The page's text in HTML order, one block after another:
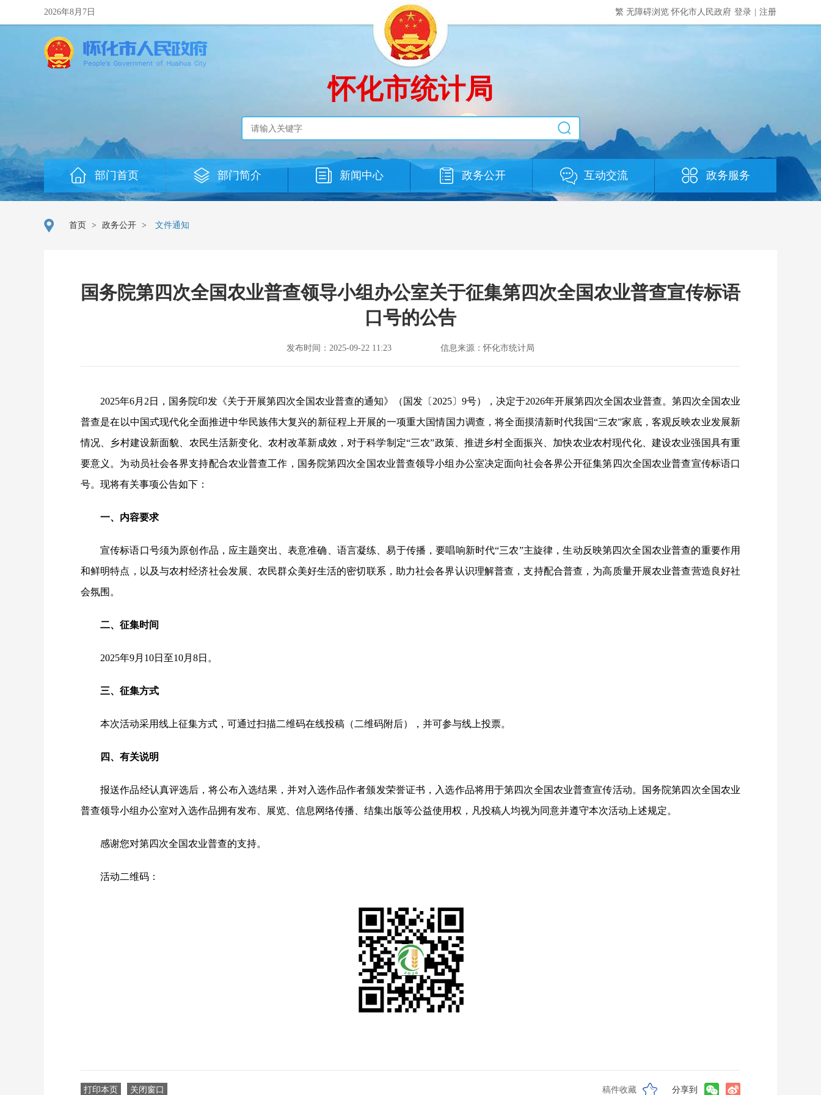
2026年8月7日 繁 无障碍浏览怀化市人民政府 登录 注册
怀化市统计局
部门首页 部门简介 新闻中心 政务公开 互动交流 政务服务
首页 > 政务公开 > 文件通知
国务院第四次全国农业普查领导小组办公室关于征集第四次全国农业普查宣传标语
口号的公告
发布时间：2025-09-22 11:23 信息来源：怀化市统计局
2025年6月2日，国务院印发《关于开展第四次全国农业普查的通知》（国发〔2025〕9号），决定于2026年开展第四次全国农业普查。第四次全国农业
普查是在以中国式现代化全面推进中华民族伟大复兴的新征程上开展的一项重大国情国力调查，将全面摸清新时代我国“三农”家底，客观反映农业发展新
情况、乡村建设新面貌、农民生活新变化、农村改革新成效，对于科学制定“三农”政策、推进乡村全面振兴、加快农业农村现代化、建设农业强国具有重
要意义。为动员社会各界支持配合农业普查工作，国务院第四次全国农业普查领导小组办公室决定面向社会各界公开征集第四次全国农业普查宣传标语口
号。现将有关事项公告如下：
一、内容要求
宣传标语口号须为原创作品，应主题突出、表意准确、语言凝练、易于传播，要唱响新时代“三农”主旋律，生动反映第四次全国农业普查的重要作用
和鲜明特点，以及与农村经济社会发展、农民群众美好生活的密切联系，助力社会各界认识理解普查，支持配合普查，为高质量开展农业普查营造良好社
会氛围。
二、征集时间
2025年9月10日至10月8日。
三、征集方式
本次活动采用线上征集方式，可通过扫描二维码在线投稿（二维码附后），并可参与线上投票。
四、有关说明
报送作品经认真评选后，将公布入选结果，并对入选作品作者颁发荣誉证书，入选作品将用于第四次全国农业普查宣传活动。国务院第四次全国农业
普查领导小组办公室对入选作品拥有发布、展览、信息网络传播、结集出版等公益使用权，凡投稿人均视为同意并遵守本次活动上述规定。
感谢您对第四次全国农业普查的支持。
活动二维码：
打印本页 关闭窗口 稿件收藏 分享到